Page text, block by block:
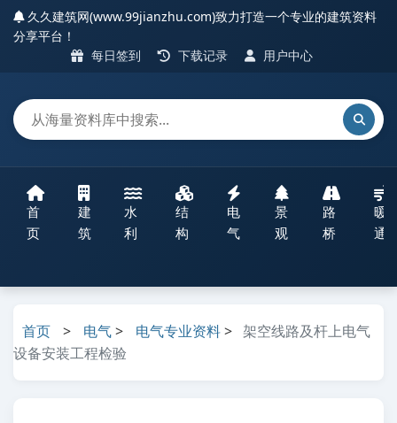
久久建筑网(www.99jianzhu.com)致力打造一个专业的建筑资料
分享平台！
每日签到
下载记录 用户中心
首
页
建
筑
水
利
结
构
电
气
景
观
路
桥
暖
通
首页 > 电气> 电气专业资料> 架空线路及杆上电气
设备安装工程检验